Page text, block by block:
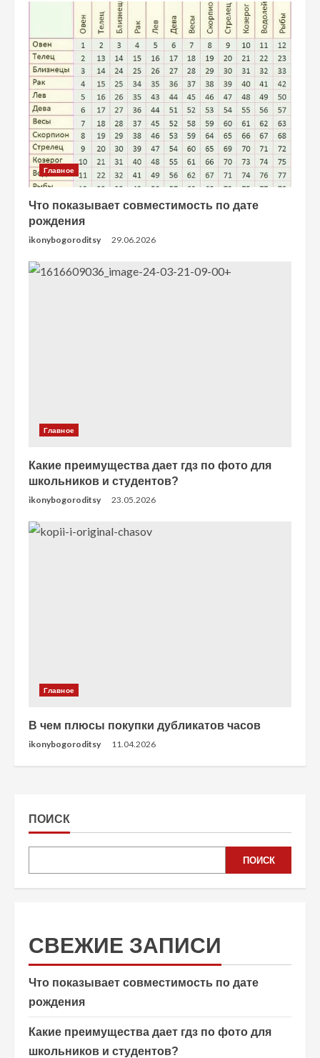
Главное
Что показывает совместимость по дате
рождения
ikonybogoroditsy 29.06.2026
Главное
Какие преимущества дает гдз по фото для
школьников и студентов?
ikonybogoroditsy 23.05.2026
Главное
В чем плюсы покупки дубликатов часов
ikonybogoroditsy 11.04.2026
ПОИСК
ПОИСК
СВЕЖИЕ ЗАПИСИ
Что показывает совместимость по дате
рождения
Какие преимущества дает гдз по фото для
школьников и студентов?